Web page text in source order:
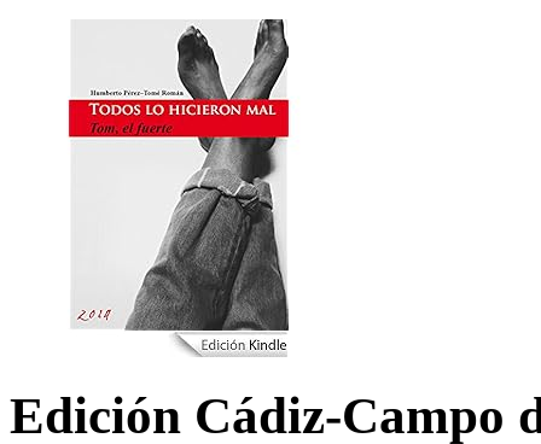
Edición Cádiz-Campo